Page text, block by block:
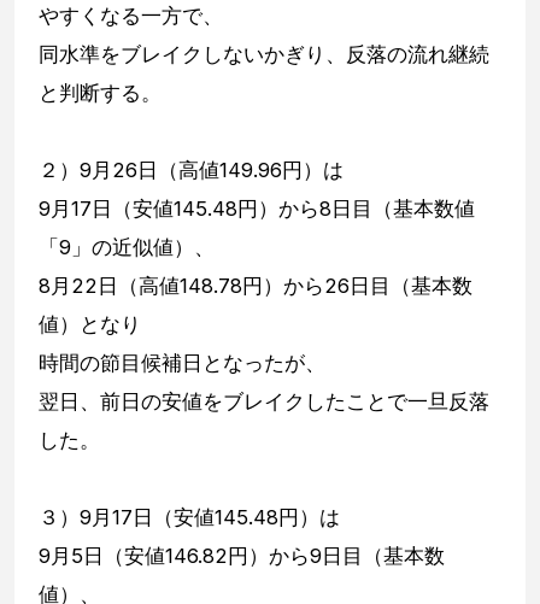
やすくなる一方で、
同水準をブレイクしないかぎり、反落の流れ継続
と判断する。
２）9月26日（高値149.96円）は
9月17日（安値145.48円）から8日目（基本数値
「9」の近似値）、
8月22日（高値148.78円）から26日目（基本数
値）となり
時間の節目候補日となったが、
翌日、前日の安値をブレイクしたことで一旦反落
した。
３）9月17日（安値145.48円）は
9月5日（安値146.82円）から9日目（基本数
値）、